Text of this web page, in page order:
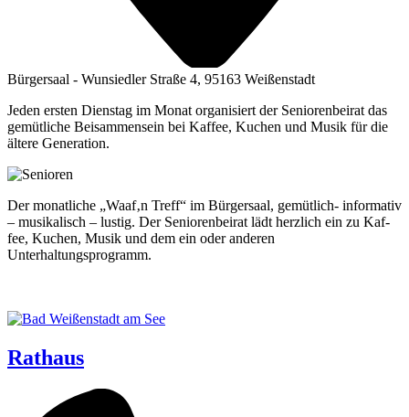
Bürgersaal - Wunsiedler Straße 4, 95163 Weißenstadt
Jeden ersten Dienstag im Monat organisiert der Seniorenbeirat das
gemütliche Beisammensein bei Kaffee, Kuchen und Musik für die
ältere Generation.
Der monat­li­che „Waaf‚n Treff“ im Bür­ger­saal, gemüt­lich- infor­ma­tiv
– musi­ka­lisch – lus­tig. Der Senio­ren­bei­rat lädt herz­lich ein zu Kaf­
fee, Kuchen, Musik und dem ein oder ande­ren
Unterhaltungsprogramm.
Rathaus